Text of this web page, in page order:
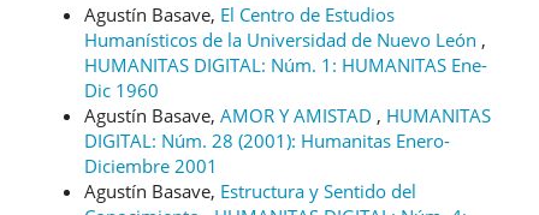
Agustín Basave, El Centro de Estudios
Humanísticos de la Universidad de Nuevo León ,
HUMANITAS DIGITAL: Núm. 1: HUMANITAS Ene-
Dic 1960
Agustín Basave, AMOR Y AMISTAD , HUMANITAS
DIGITAL: Núm. 28 (2001): Humanitas Enero-
Diciembre 2001
Agustín Basave, Estructura y Sentido del